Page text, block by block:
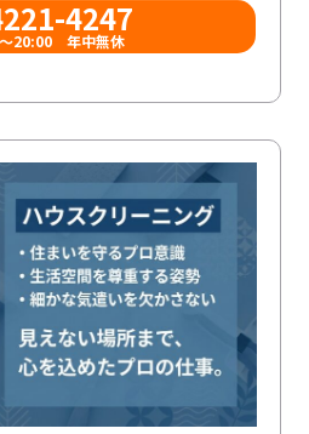
4247
20:00 年中無休